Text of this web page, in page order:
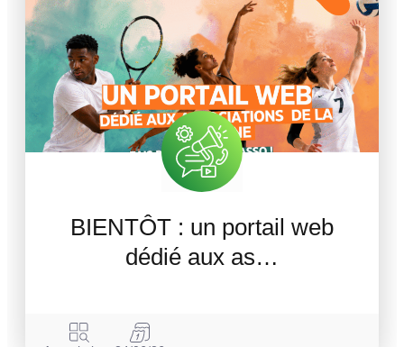
BIENTÔT : un portail web
dédié aux as…